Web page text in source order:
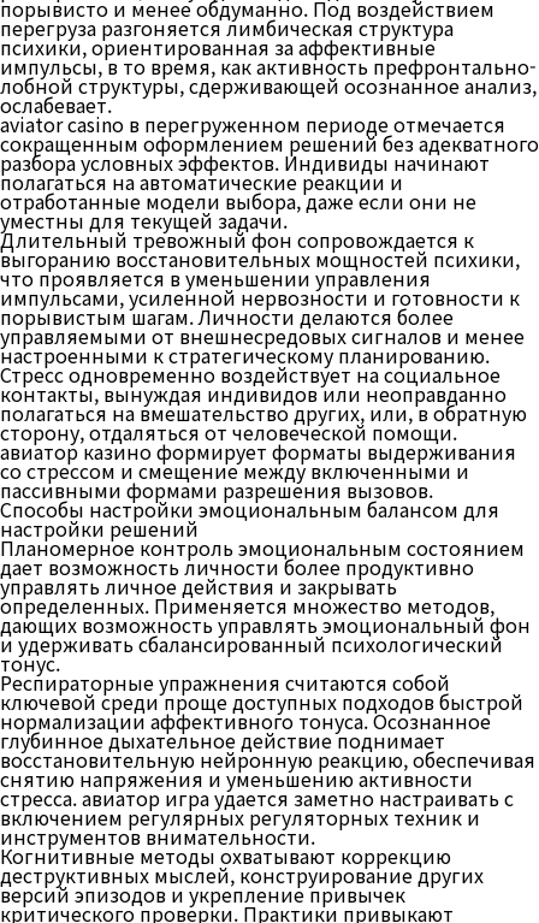
порывисто и менее обдуманно. Под воздействием
перегруза разгоняется лимбическая структура
психики, ориентированная за аффективные
импульсы, в то время, как активность префронтально-
лобной структуры, сдерживающей осознанное анализ,
ослабевает.
aviator casino в перегруженном периоде отмечается
сокращенным оформлением решений без адекватного
разбора условных эффектов. Индивиды начинают
полагаться на автоматические реакции и
отработанные модели выбора, даже если они не
уместны для текущей задачи.
Длительный тревожный фон сопровождается к
выгоранию восстановительных мощностей психики,
что проявляется в уменьшении управления
импульсами, усиленной нервозности и готовности к
порывистым шагам. Личности делаются более
управляемыми от внешнесредовых сигналов и менее
настроенными к стратегическому планированию.
Стресс одновременно воздействует на социальное
контакты, вынуждая индивидов или неоправданно
полагаться на вмешательство других, или, в обратную
сторону, отдаляться от человеческой помощи.
авиатор казино формирует форматы выдерживания
со стрессом и смещение между включенными и
пассивными формами разрешения вызовов.
Способы настройки эмоциональным балансом для
настройки решений
Планомерное контроль эмоциональным состоянием
дает возможность личности более продуктивно
управлять личное действия и закрывать
определенных. Применяется множество методов,
дающих возможность управлять эмоциональный фон
и удерживать сбалансированный психологический
тонус.
Респираторные упражнения считаются собой
ключевой среди проще доступных подходов быстрой
нормализации аффективного тонуса. Осознанное
глубинное дыхательное действие поднимает
восстановительную нейронную реакцию, обеспечивая
снятию напряжения и уменьшению активности
стресса. авиатор игра удается заметно настраивать с
включением регулярных регуляторных техник и
инструментов внимательности.
Когнитивные методы охватывают коррекцию
деструктивных мыслей, конструирование других
версий эпизодов и укрепление привычек
критического проверки. Практики привыкают